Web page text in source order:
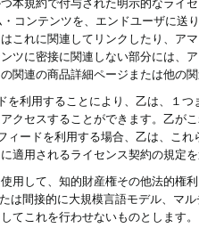
コンテンツを、エンドユーザに
これに関連してリンクしたり、ア
ツに密接に関連しない部分には、
関連の商品詳細ページまたは他の
を利用することにより、乙は、１
クセスすることができます。乙が
ィードを利用する場合、乙は、こ
適用されるライセンス契約の規定
用して、知的財産権その他法的権
は間接的に大規模言語モデル、マ
てこれを行わせないものとします。